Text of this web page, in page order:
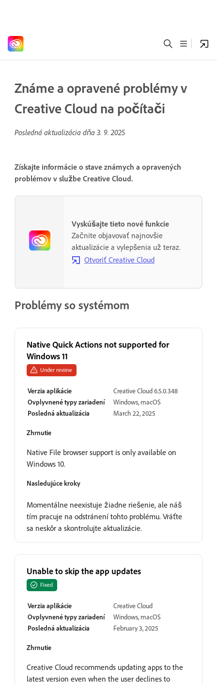
Známe a opravené problémy v
Creative Cloud na počítači
Posledná aktualizácia dňa 3. 9. 2025
Získajte informácie o stave známych a opravených
problémov v službe Creative Cloud.
Vyskúšajte tieto nové funkcie
Začnite objavovať najnovšie
aktualizácie a vylepšenia už teraz.
Otvoriť Creative Cloud
Problémy so systémom
Native Quick Actions not supported for
Windows 11
Under review
Verzia aplikácie
Creative Cloud 6.5.0.348
Ovplyvnené typy zariadení
Windows, macOS
Posledná aktualizácia
March 22, 2025
Zhrnutie
Native File browser support is only available on
Windows 10.
Nasledujúce kroky
Momentálne neexistuje žiadne riešenie, ale náš
tím pracuje na odstránení tohto problému. Vráťte
sa neskôr a skontrolujte aktualizácie.
Unable to skip the app updates
Fixed
Verzia aplikácie
Creative Cloud
Ovplyvnené typy zariadení
Windows, macOS
Posledná aktualizácia
February 3, 2025
Zhrnutie
Creative Cloud recommends updating apps to the
latest version even when the user declines to